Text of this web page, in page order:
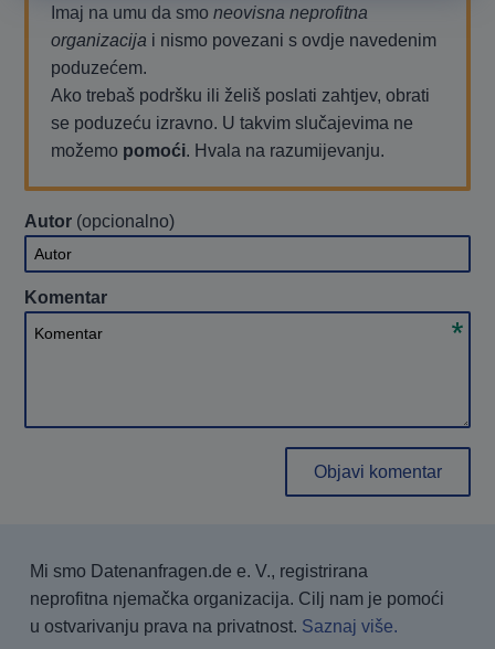
Imaj na umu da smoneovisna neprofitna
organizacija i nismo povezani s ovdje navedenim
poduzećem.
Ako trebaš podršku ili želiš poslati zahtjev, obrati
se poduzeću izravno. U takvim slučajevima ne
možemo pomoći. Hvala na razumijevanju.
Autor (opcionalno)
Autor
Komentar
Komentar
Objavi komentar
Mi smo Datenanfragen.de e. V., registrirana
neprofitna njemačka organizacija. Cilj nam je pomoći
u ostvarivanju prava na privatnost. Saznaj više.